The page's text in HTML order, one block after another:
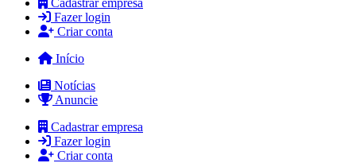
Cadastrar empresa
Fazer login
Criar conta
Início
Notícias
Anuncie
Cadastrar empresa
Fazer login
Criar conta